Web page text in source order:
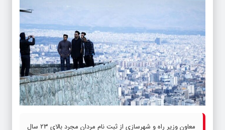
معاون وزیر راه و شهرسازی از ثبت نام مردان مجرد بالای ۲۳ سال